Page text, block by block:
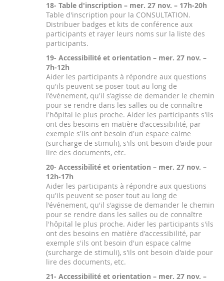
18- Table d'inscription – mer. 27 nov. – 17h-20h
Table d'inscription pour la CONSULTATION.
Distribuer badges et kits de conférence aux
participants et rayer leurs noms sur la liste des
participants.
19- Accessibilité et orientation – mer. 27 nov. –
7h-12h
Aider les participants à répondre aux questions
qu'ils peuvent se poser tout au long de
l'événement, qu'il s'agisse de demander le chemin
pour se rendre dans les salles ou de connaître
l'hôpital le plus proche. Aider les participants s'ils
ont des besoins en matière d'accessibilité, par
exemple s'ils ont besoin d'un espace calme
(surcharge de stimuli), s'ils ont besoin d'aide pour
lire des documents, etc.
20- Accessibilité et orientation – mer. 27 nov. –
12h-17h
Aider les participants à répondre aux questions
qu'ils peuvent se poser tout au long de
l'événement, qu'il s'agisse de demander le chemin
pour se rendre dans les salles ou de connaître
l'hôpital le plus proche. Aider les participants s'ils
ont des besoins en matière d'accessibilité, par
exemple s'ils ont besoin d'un espace calme
(surcharge de stimuli), s'ils ont besoin d'aide pour
lire des documents, etc.
21- Accessibilité et orientation – mer. 27 nov. –